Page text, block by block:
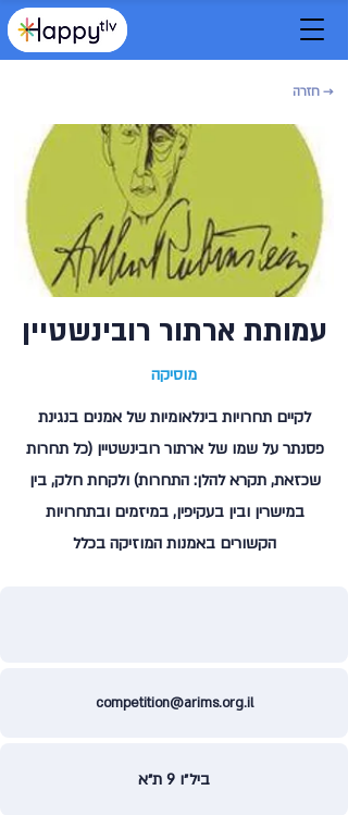
→ חזרה
עמותת ארתור רובינשטיין
מוסיקה
לקיים תחרויות בינלאומיות של אמנים בנגינת
פסנתר על שמו של ארתור רובינשטיין (כל תחרות
שכזאת, תקרא להלן: התחרות) ולקחת חלק, בין
במישרין ובין בעקיפין, במיזמים ובתחרויות
הקשורים באמנות המוזיקה בכלל
competition@arims.org.il
ביל״ו 9 ת״א